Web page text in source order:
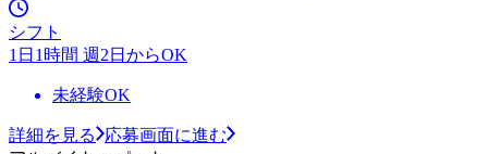
シフト
1日1時間 週2日からOK
未経験OK
詳細を見る
応募画面に進む